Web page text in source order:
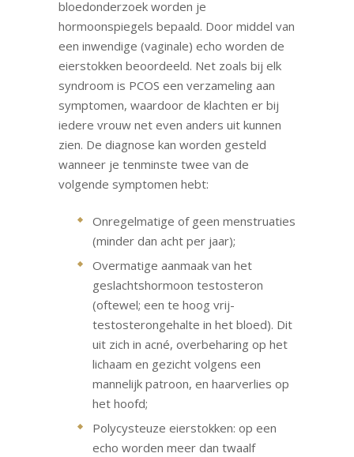
bloedonderzoek worden je
hormoonspiegels bepaald. Door middel van
een inwendige (vaginale) echo worden de
eierstokken beoordeeld. Net zoals bij elk
syndroom is PCOS een verzameling aan
symptomen, waardoor de klachten er bij
iedere vrouw net even anders uit kunnen
zien. De diagnose kan worden gesteld
wanneer je tenminste twee van de
volgende symptomen hebt:
Onregelmatige of geen menstruaties
(minder dan acht per jaar);
Overmatige aanmaak van het
geslachtshormoon testosteron
(oftewel; een te hoog vrij-
testosterongehalte in het bloed). Dit
uit zich in acné, overbeharing op het
lichaam en gezicht volgens een
mannelijk patroon, en haarverlies op
het hoofd;
Polycysteuze eierstokken: op een
echo worden meer dan twaalf